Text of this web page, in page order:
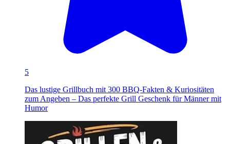
5
Das lustige Grillbuch mit 300 BBQ-Fakten & Kuriositäten
zum Angeben – Das perfekte Grill Geschenk für Männer mit
Humor